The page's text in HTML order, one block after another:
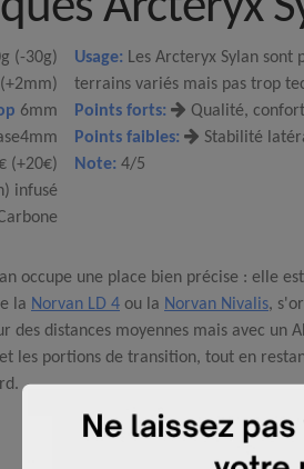
(-30g)
6mm
(+20€)
infusé
Usage: Les Arcteryx Sylan sont
terrains variés mais pas trop
Points forts:
Qualité,
Points faibles:
Stabilité
Note: 4/5
occupe une place bien précise : elle
la Norvan LD 4 ou la Norvan Nivalis,
des distances moyennes mais avec un
les portions de transition, tout en